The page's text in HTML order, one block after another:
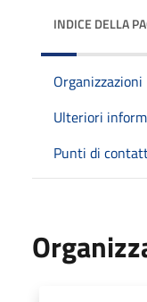
INDICE DELLA
Organizzazioni
Ulteriori
Punti di